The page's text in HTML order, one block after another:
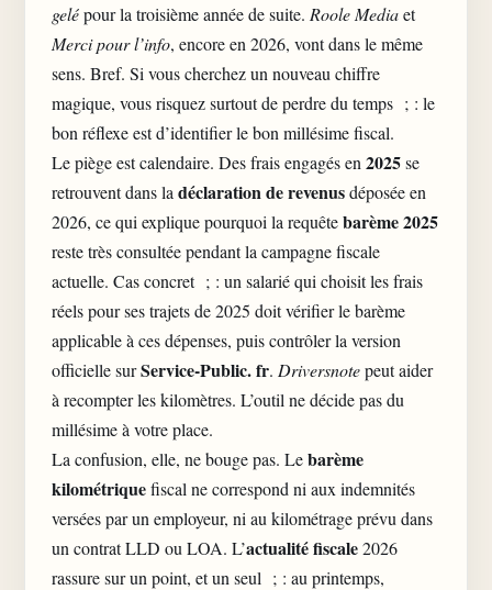
gelépour la troisième année de suite. Roole Mediaet
Merci pour l’info, encore en 2026, vont dans le même
sens. Bref. Si vous cherchez un nouveau chiffre
magique, vous risquez surtout de perdre du temps ; : le
bon réflexe est d’identifier le bon millésime fiscal.
Le piège est calendaire. Des frais engagés en 2025se
retrouvent dans la déclaration de revenusdéposée en
2026, ce qui explique pourquoi la requêtebarème 2025
reste très consultée pendant la campagne fiscale
actuelle. Cas concret ; : un salarié qui choisit les frais
réels pour ses trajets de 2025 doit vérifier le barème
applicable à ces dépenses, puis contrôler la version
officielle surService-Public. fr. Driversnotepeut aider
à recompter les kilomètres. L’outil ne décide pas du
millésime à votre place.
La confusion, elle, ne bouge pas. Lebarème
kilométriquefiscal ne correspond ni aux indemnités
versées par un employeur, ni au kilométrage prévu dans
un contrat LLD ou LOA. L’actualité fiscale2026
rassure sur un point, et un seul ; : au printemps,